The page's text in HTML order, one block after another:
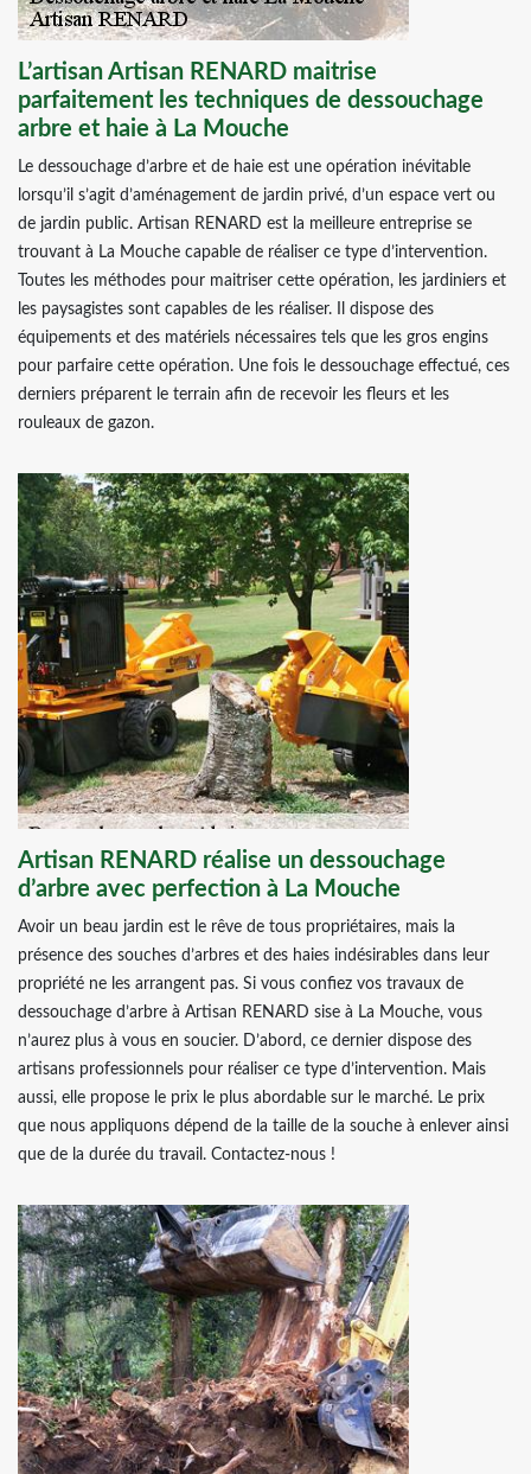
L’artisan Artisan RENARD maitrise
parfaitement les techniques de dessouchage
arbre et haie à La Mouche
Le dessouchage d’arbre et de haie est une opération inévitable
lorsqu’il s’agit d’aménagement de jardin privé, d’un espace vert ou
de jardin public. Artisan RENARD est la meilleure entreprise se
trouvant à La Mouche capable de réaliser ce type d’intervention.
Toutes les méthodes pour maitriser cette opération, les jardiniers et
les paysagistes sont capables de les réaliser. Il dispose des
équipements et des matériels nécessaires tels que les gros engins
pour parfaire cette opération. Une fois le dessouchage effectué, ces
derniers préparent le terrain afin de recevoir les fleurs et les
rouleaux de gazon.
Artisan RENARD réalise un dessouchage
d’arbre avec perfection à La Mouche
Avoir un beau jardin est le rêve de tous propriétaires, mais la
présence des souches d’arbres et des haies indésirables dans leur
propriété ne les arrangent pas. Si vous confiez vos travaux de
dessouchage d’arbre à Artisan RENARD sise à La Mouche, vous
n’aurez plus à vous en soucier. D’abord, ce dernier dispose des
artisans professionnels pour réaliser ce type d’intervention. Mais
aussi, elle propose le prix le plus abordable sur le marché. Le prix
que nous appliquons dépend de la taille de la souche à enlever ainsi
que de la durée du travail. Contactez-nous !